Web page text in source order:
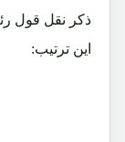
ذکر نقل قول
این ترتیب: